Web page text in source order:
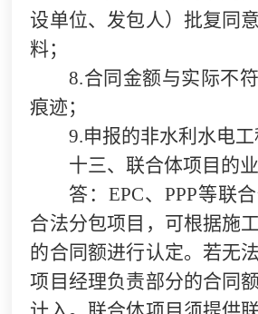
设单位、发包人）批复同
料；
8.合同金额与实际不
痕迹；
9.申报的非水利水电工
十三、联合体项目的
答：EPC、PPP等联
合法分包项目，可根据施
的合同额进行认定。若无
项目经理负责部分的合同